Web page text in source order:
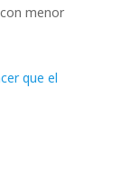
menor
que el